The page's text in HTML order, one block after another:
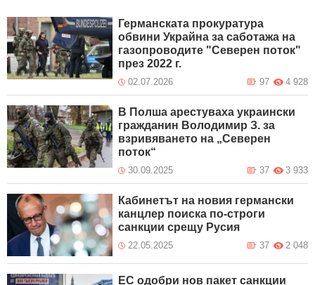
Германската прокуратура
обвини Украйна за саботажа на
газопроводите "Северен поток"
през 2022 г.
02.07.2026 4 928
97
В Полша арестуваха украински
гражданин Володимир З. за
взривяването на „Северен
поток“
30.09.2025 3 933
37
Кабинетът на новия германски
канцлер поиска по-строги
санкции срещу Русия
22.05.2025 2 048
37
ЕС одобри нов пакет санкции